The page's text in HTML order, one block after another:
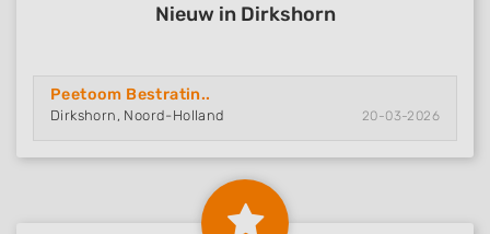
Nieuw in Dirkshorn
Peetoom Bestratin..
Dirkshorn, Noord-Holland 20-03-2026